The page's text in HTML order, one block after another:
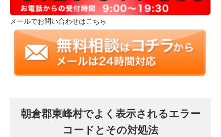
メールでお問い合わせはこちら
朝倉郡東峰村でよく表示されるエラー
コードとその対処法